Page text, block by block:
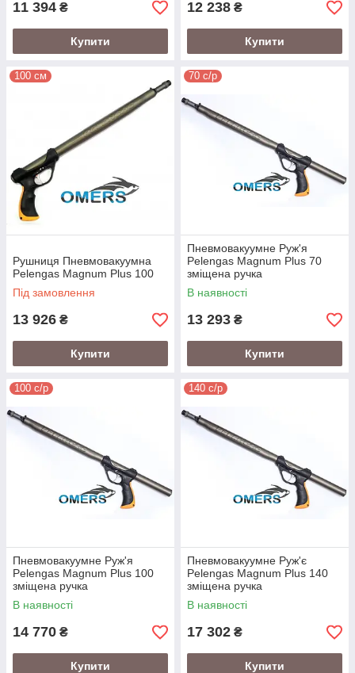
11 394 ₴
Купити
12 238 ₴
Купити
100 см
Рушниця Пневмовакуумна
Pelengas Magnum Plus 100
Під замовлення
13 926 ₴
Купити
70 с/р
Пневмовакуумне Руж'я
Pelengas Magnum Plus 70
зміщена ручка
В наявності
13 293 ₴
Купити
100 с/р
Пневмовакуумне Руж'я
Pelengas Magnum Plus 100
зміщена ручка
В наявності
14 770 ₴
Купити
140 с/р
Пневмовакуумне Руж'є
Pelengas Magnum Plus 140
зміщена ручка
В наявності
17 302 ₴
Купити